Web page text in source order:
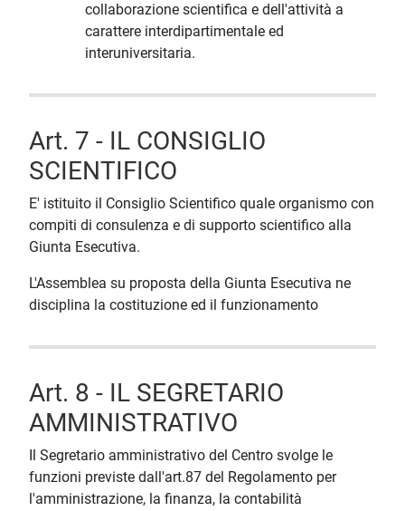
collaborazione scientifica e dell'attività a
carattere interdipartimentale ed
interuniversitaria.
Art. 7 - IL CONSIGLIO
SCIENTIFICO
E' istituito il Consiglio Scientifico quale organismo con
compiti di consulenza e di supporto scientifico alla
Giunta Esecutiva.
L'Assemblea su proposta della Giunta Esecutiva ne
disciplina la costituzione ed il funzionamento
Art. 8 - IL SEGRETARIO
AMMINISTRATIVO
Il Segretario amministrativo del Centro svolge le
funzioni previste dall'art.87 del Regolamento per
l'amministrazione, la finanza, la contabilità